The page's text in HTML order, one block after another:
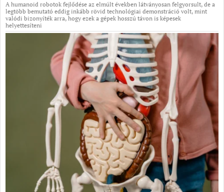
A humanoid robotok fejlődése az elmúlt években látványosan felgyorsult, de a
legtöbb bemutató eddig inkább rövid technológiai demonstráció volt, mint
valódi bizonyíték arra, hogy ezek a gépek hosszú távon is képesek
helyettesíteni